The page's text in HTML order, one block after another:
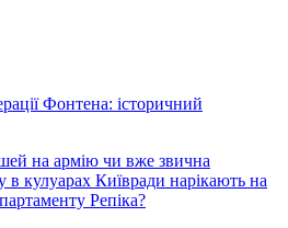
Фонтена: історичний
на армію чи вже звична
в кулуарах Київради нарікають на
Репіка?